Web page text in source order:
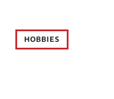
HOBBIES